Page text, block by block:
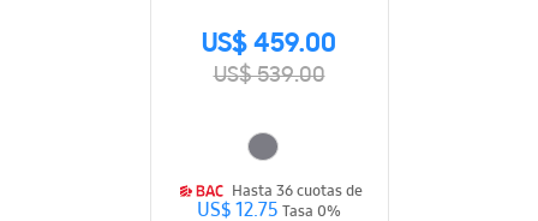
US$ 459.00
US$ 539.00
Hasta 36 cuotas de
US$ 12.75Tasa 0%